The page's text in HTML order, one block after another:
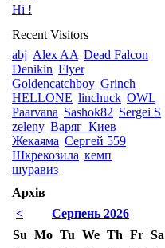
Hi !
Recent Visitors
abj Alex AA Dead Falcon
Denikin Flyer
Goldencatchboy Grinch
HELLONE linchuck OWL
Paarvana Sashok82 Sergei S
zeleny Варяг_Киев
Жекаяма Сергей 559
Шкрекозила кемп
шуравиз
Архів
<
Серпень 2026
Su Mo Tu We Th Fr Sa